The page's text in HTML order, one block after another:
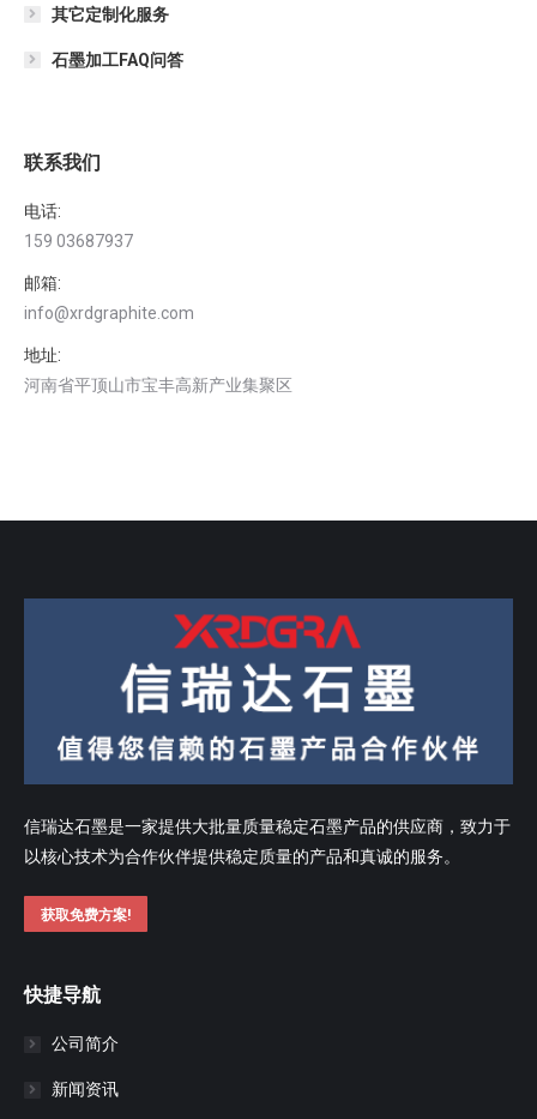
其它定制化服务
石墨加工FAQ问答
联系我们
电话:
159 03687937
邮箱:
info@xrdgraphite.com
地址:
河南省平顶山市宝丰高新产业集聚区
信瑞达石墨是一家提供大批量质量稳定石墨产品的供应商，致力于
以核心技术为合作伙伴提供稳定质量的产品和真诚的服务。
获取免费方案!
快捷导航
公司简介
新闻资讯